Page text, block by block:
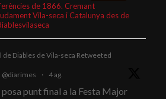
de 1866. Cremant
Vila-seca i Catalunya des de
de Diables de Vila-seca Retweeted
@diarimes · 4 ag.
punt final a la Festa Major